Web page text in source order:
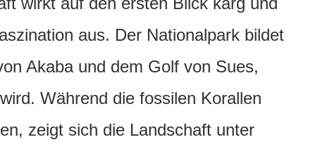
aus. Der Nationalpark bildet
Akaba und dem Golf von Sues,
Während die fossilen Korallen
zeigt sich die Landschaft unter